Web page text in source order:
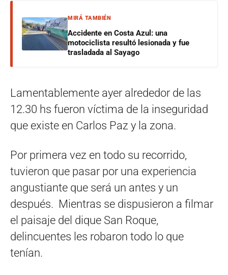
MIRÁ TAMBIÉN
Accidente en Costa Azul: una
motociclista resultó lesionada y fue
trasladada al Sayago
Lamentablemente ayer alrededor de las
12.30 hs fueron víctima de la inseguridad
que existe en Carlos Paz y la zona.
Por primera vez en todo su recorrido,
tuvieron que pasar por una experiencia
angustiante que será un antes y un
después. Mientras se dispusieron a filmar
el paisaje del dique San Roque,
delincuentes les robaron todo lo que
tenían.